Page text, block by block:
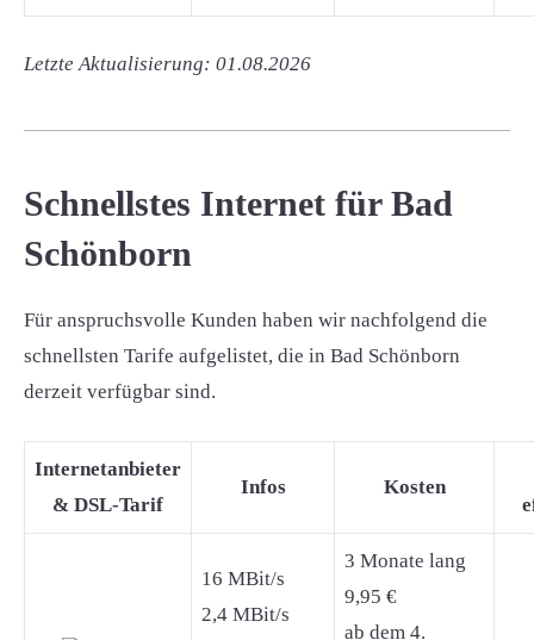
Letzte Aktualisierung: 01.08.2026
Schnellstes Internet für Bad
Schönborn
Für anspruchsvolle Kunden haben wir nachfolgend die
schnellsten Tarife aufgelistet, die in Bad Schönborn
derzeit verfügbar sind.
Internetanbieter
& DSL-Tarif
Infos Kosten
16 MBit/s
2,4 MBit/s
3 Monate lang
9,95 €
ab dem 4.